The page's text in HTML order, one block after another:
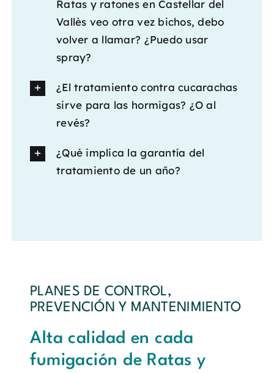
Ratas y ratones en Castellar del
Vallès veo otra vez bichos, debo
volver a llamar? ¿Puedo usar
spray?
¿El tratamiento contra cucarachas
sirve para las hormigas? ¿O al
revés?
¿Qué implica la garantía del
tratamiento de un año?
PLANES DE CONTROL,
PREVENCIÓN Y MANTENIMIENTO
Alta calidad en cada
fumigación de Ratas y